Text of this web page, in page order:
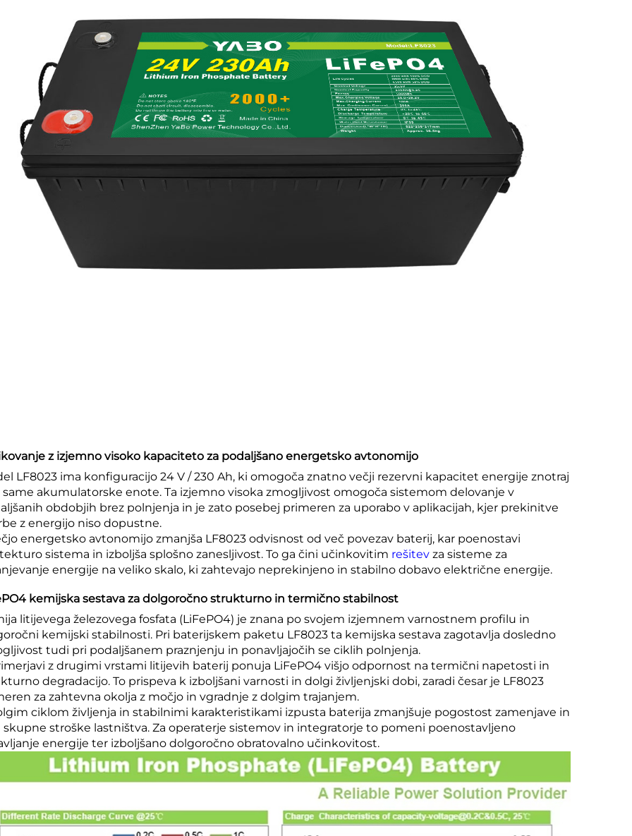
z izjemno visoko kapaciteto za podaljšano energetsko avtonomijo
LF8023 ima konfiguracijo 24 V / 230 Ah, ki omogoča znatno večji rezervni kapacitet energije znotraj
same akumulatorske enote. Ta izjemno visoka zmogljivost omogoča sistemom delovanje v
obdobjih brez polnjenja in je zato posebej primeren za uporabo v aplikacijah, kjer prekinitve
z energijo niso dopustne.
energetsko avtonomijo zmanjša LF8023 odvisnost od več povezav baterij, kar poenostavi
sistema in izboljša splošno zanesljivost. To ga čini učinkovitim rešitev za sisteme za
energije na veliko skalo, ki zahtevajo neprekinjeno in stabilno dobavo električne energije.
kemijska sestava za dolgoročno strukturno in termično stabilnost
litijevega železovega fosfata (LiFePO4) je znana po svojem izjemnem varnostnem profilu in
kemijski stabilnosti. Pri baterijskem paketu LF8023 ta kemijska sestava zagotavlja dosledno
tudi pri podaljšanem praznjenju in ponavljajočih se ciklih polnjenja.
z drugimi vrstami litijevih baterij ponuja LiFePO4 višjo odpornost na termični napetosti in
degradacijo. To prispeva k izboljšani varnosti in dolgi življenjski dobi, zaradi česar je LF8023
za zahtevna okolja z močjo in vgradnje z dolgim trajanjem.
ciklom življenja in stabilnimi karakteristikami izpusta baterija zmanjšuje pogostost zamenjave in
skupne stroške lastništva. Za operaterje sistemov in integratorje to pomeni poenostavljeno
energije ter izboljšano dolgoročno obratovalno učinkovitost.